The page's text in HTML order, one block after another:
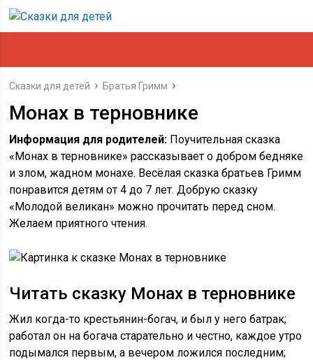
Сказки для детей Братья Гримм
Монах в терновнике
Информация для родителей: Поучительная сказка
«Монах в терновнике» рассказывает о добром бедняке
и злом, жадном монахе. Весёлая сказка братьев Гримм
понравится детям от 4 до 7 лет. Добрую сказку
«Молодой великан» можно прочитать перед сном.
Желаем приятного чтения.
Читать сказку Монах в терновнике
Жил когда-то крестьянин-богач, и был у него батрак;
работал он на богача старательно и честно, каждое утро
подымался первым, а вечером ложился последним;